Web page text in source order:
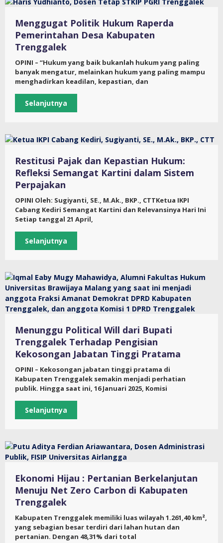
Menggugat Politik Hukum Raperda
Pemerintahan Desa Kabupaten
Trenggalek
OPINI – “Hukum yang baik bukanlah hukum yang paling
banyak mengatur, melainkan hukum yang paling mampu
menghadirkan keadilan, kepastian, dan
Selanjutnya
Restitusi Pajak dan Kepastian Hukum:
Refleksi Semangat Kartini dalam Sistem
Perpajakan
OPINI Oleh: Sugiyanti, SE., M.Ak., BKP., CTTKetua IKPI
Cabang Kediri Semangat Kartini dan Relevansinya Hari Ini
Setiap tanggal 21 April,
Selanjutnya
Menunggu Political Will dari Bupati
Trenggalek Terhadap Pengisian
Kekosongan Jabatan Tinggi Pratama
OPINI – Kekosongan jabatan tinggi pratama di
Kabupaten Trenggalek semakin menjadi perhatian
publik. Hingga saat ini, 16 Januari 2025, Komisi
Selanjutnya
Ekonomi Hijau : Pertanian Berkelanjutan
Menuju Net Zero Carbon di Kabupaten
Trenggalek
Kabupaten Trenggalek memiliki luas wilayah 1.261,40 km²,
yang sebagian besar terdiri dari lahan hutan dan
pertanian. Dengan 48,31% dari total